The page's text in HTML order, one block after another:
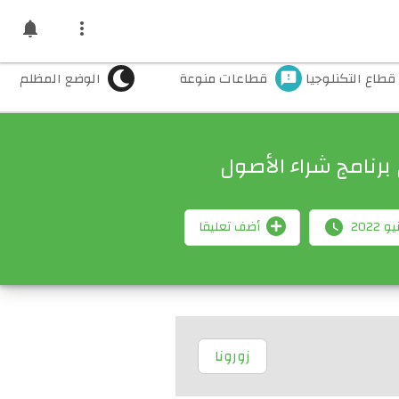
notifications 
قطاع التكنلوجيا feedback قطاعات منوعة الوضع المظلم
شراء الأصول
أضف تعليقا 
زورونا